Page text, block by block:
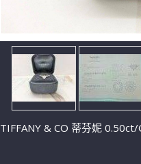
TIFFANY & CO 蒂芬妮